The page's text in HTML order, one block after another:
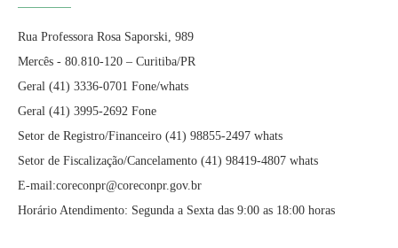
Rua Professora Rosa Saporski, 989
Mercês - 80.810-120 – Curitiba/PR
Geral (41) 3336-0701 Fone/whats
Geral (41) 3995-2692 Fone
Setor de Registro/Financeiro (41) 98855-2497 whats
Setor de Fiscalização/Cancelamento (41) 98419-4807 whats
E-mail:coreconpr@coreconpr.gov.br
Horário Atendimento: Segunda a Sexta das 9:00 as 18:00 horas